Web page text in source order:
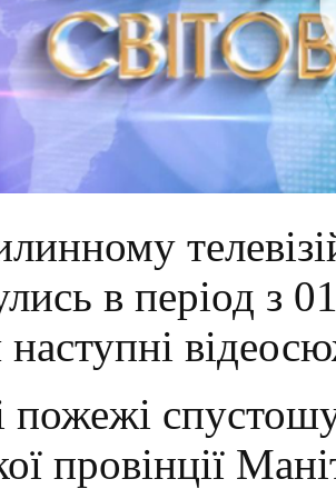
в період з
наступні
пожежі
провінції